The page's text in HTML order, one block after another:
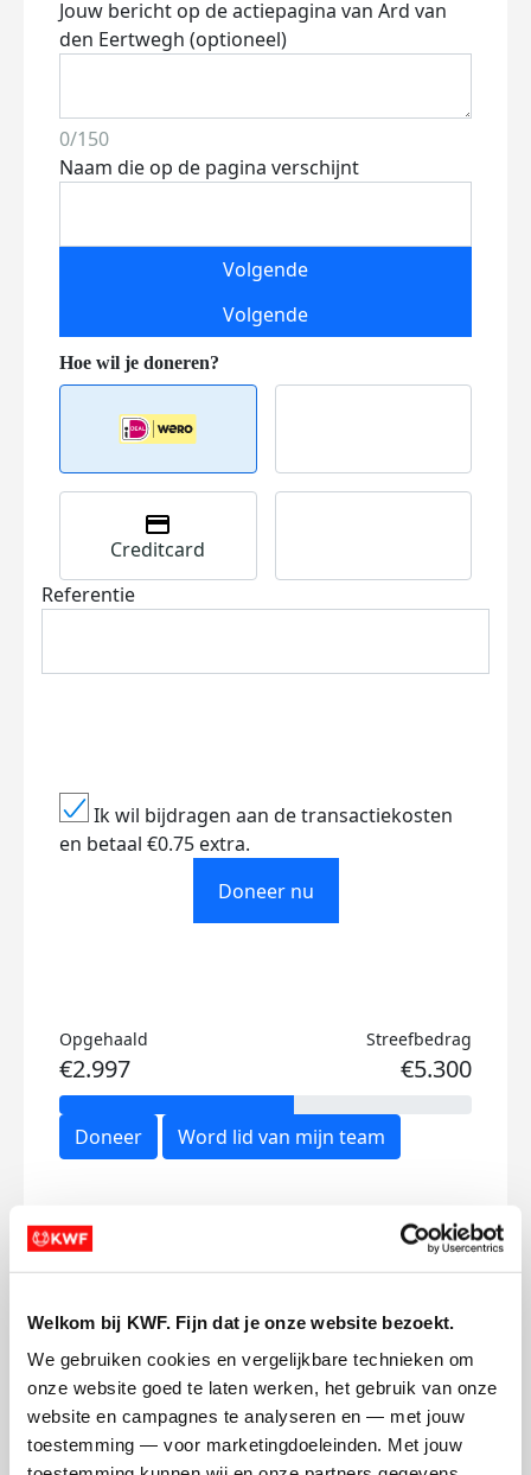
Welkom bij KWF. Fijn dat je onze website bezoekt.
We gebruiken cookies en vergelijkbare technieken om
onze website goed te laten werken, het gebruik van onze
website en campagnes te analyseren en — met jouw
toestemming — voor marketingdoeleinden. Met jouw
Jouw bericht op de actiepagina van Ard van
den Eertwegh (optioneel)
0/150
Naam die op de pagina verschijnt
Volgende
Volgende
Creditcard
Referentie
Ik wil bijdragen aan de transactiekosten
en betaal €0.75 extra.
Doneer nu
Opgehaald
€2.997
Streefbedrag
€5.300
Doneer Word lid van mijn team
Updates
Combipro hindernis
dinsdag 31 oktober 2023